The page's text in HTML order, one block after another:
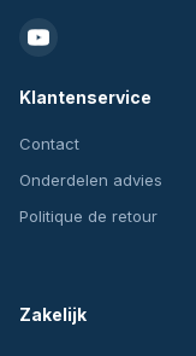
Klantenservice
Contact
Onderdelen advies
Politique de retour
Zakelijk